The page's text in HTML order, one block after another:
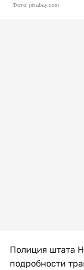
Фото: pixabay.com
Полиция штата
подробности